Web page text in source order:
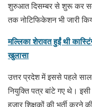
शुरुआत दिसम्बर से शुरू कर
तक नोटिफिकेशन भी जारी
मल्लिका शेरावत हुईं थी
खुलासा
उत्तर प्रदेश में इससे पहले साल
नियुक्ति पत्र बांटे गए थे।
हजार शिक्षकों की भर्ती करने